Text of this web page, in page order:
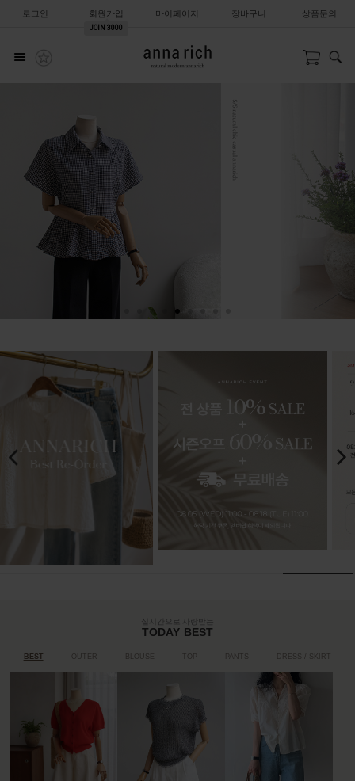
로그인 회원가입
JOIN 3000
마이페이지 장바구니 상품문의
실시간으로 사랑받는
TODAY BEST
BEST OUTER BLOUSE PANTS DRESS / SKIRT